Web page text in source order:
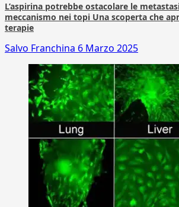
L’aspirina potrebbe ostacolare le
meccanismo nei topi Una scoperta che
terapie
Salvo Franchina 6 Marzo 2025